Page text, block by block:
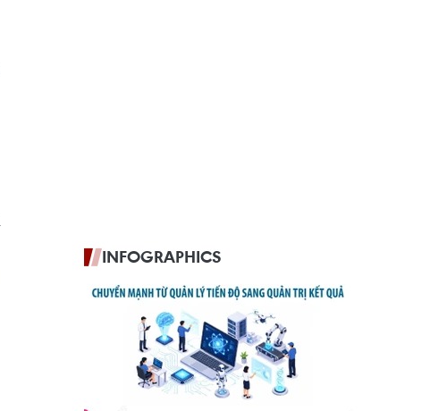
INFOGRAPHICS